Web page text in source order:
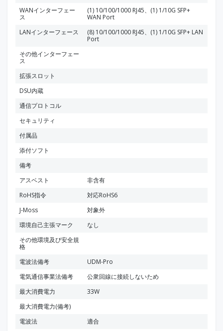
WANインターフェー
ス
(1) 10/100/1000 RJ45、(1) 1/10G SFP+
WAN Port
LANインターフェース
(8) 10/100/1000 RJ45、(1) 1/10G SFP+ LAN
Port
その他インターフェー
ス
拡張スロット
DSU内蔵
通信プロトコル
セキュリティ
付属品
添付ソフト
備考
アスベスト
非含有
RoHS指令
対応RoHS6
J-Moss
対象外
環境自己主張マーク
なし
その他環境及び安全規
格
電波法備考
UDM-Pro
電気通信事業法備考
公衆回線に接続しないため
最大消費電力
33W
最大消費電力(備考)
電波法
適合